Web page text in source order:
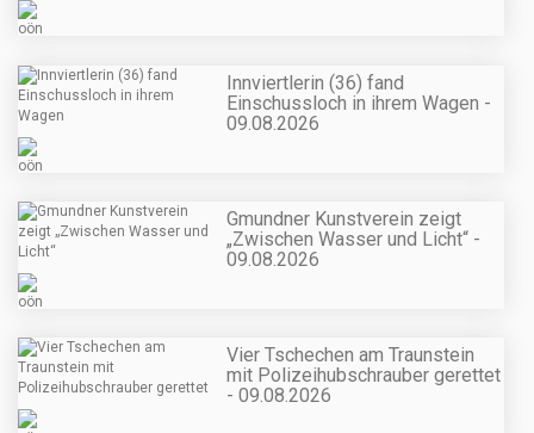
Innviertlerin (36) fand
Einschussloch in ihrem Wagen -
09.08.2026
Gmundner Kunstverein zeigt
„Zwischen Wasser und Licht“ -
09.08.2026
Vier Tschechen am Traunstein
mit Polizeihubschrauber gerettet
- 09.08.2026